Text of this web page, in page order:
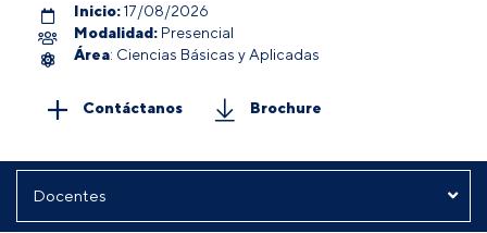
Inicio:17/08/2026
Modalidad: Presencial
Área: Ciencias Básicas y Aplicadas
Contáctanos Brochure